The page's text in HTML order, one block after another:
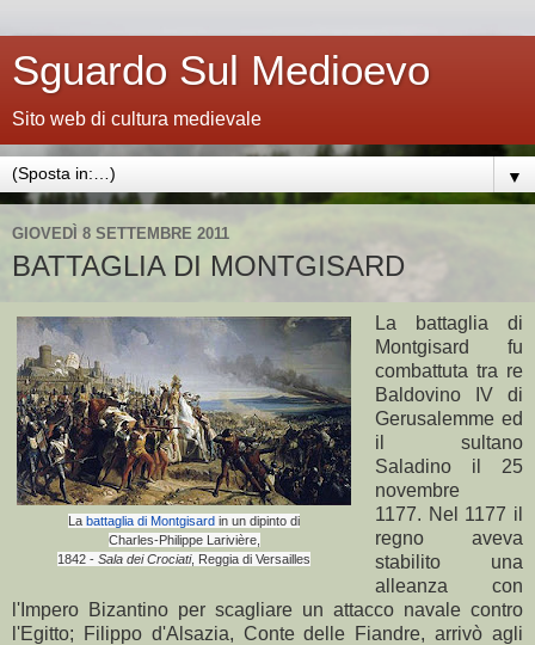
Sguardo Sul Medioevo
Sito web di cultura medievale
▼
GIOVEDÌ 8 SETTEMBRE 2011
BATTAGLIA DI MONTGISARD
La battaglia di Montgisard in un dipinto di
Charles-Philippe Larivière,
1842 - Sala dei Crociati, Reggia di Versailles
La battaglia di
Montgisard fu
combattuta tra re
Baldovino IV di
Gerusalemme ed
il sultano
Saladino il 25
novembre
1177. Nel 1177 il
regno aveva
stabilito una
alleanza con
l'Impero Bizantino per scagliare un attacco navale contro
l'Egitto; Filippo d'Alsazia, Conte delle Fiandre, arrivò agli